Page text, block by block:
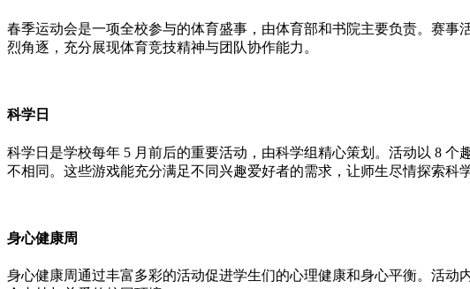
春季运动会是一项全校参与的体育盛事，由体育部和书院主要负责。赛
烈角逐，充分展现体育竞技精神与团队协作能力。
科学日
科学日是学校每年 5 月前后的重要活动，由科学组精心策划。活动以 8
不相同。这些游戏能充分满足不同兴趣爱好者的需求，让师生尽情探索科
身心健康周
身心健康周通过丰富多彩的活动促进学生们的心理健康和身心平衡。活